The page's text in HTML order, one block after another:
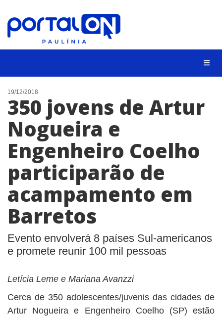
CIDADES
EVENTOS
EMPREGO
ANIVERSÁRIO DAS CIDADES
ANUNCIE
CONTATO
19/12/2018
350 jovens de Artur
Nogueira e
Engenheiro Coelho
participarão de
acampamento em
Barretos
Evento envolverá 8 países Sul-americanos
e promete reunir 100 mil pessoas
Letícia Leme e Mariana Avanzzi
Cerca de 350 adolescentes/juvenis das cidades de
Artur Nogueira e Engenheiro Coelho (SP) estão